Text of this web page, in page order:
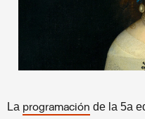
La programación de la 5a